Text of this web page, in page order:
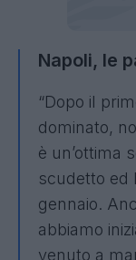
Napoli, le
“Dopo il
dominato,
è un’ottima
scudetto ed
gennaio.
abbiamo
venuto a